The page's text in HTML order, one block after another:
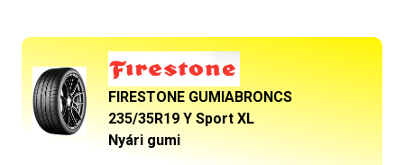
FIRESTONE GUMIABRONCS
235/35R19 Y Sport XL
Nyári gumi